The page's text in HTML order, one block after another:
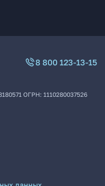
8 800 123-13-15
ОГРН: 1110280037526